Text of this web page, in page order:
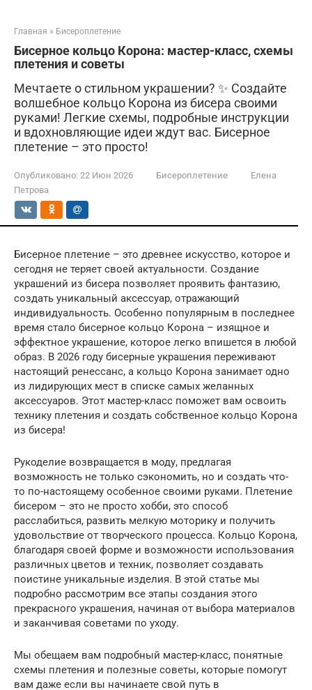
Главная » Бисероплетение
Бисерное кольцо Корона: мастер-класс, схемы
плетения и советы
Мечтаете о стильном украшении? ✨ Создайте
волшебное кольцо Корона из бисера своими
руками! Легкие схемы, подробные инструкции
и вдохновляющие идеи ждут вас. Бисерное
плетение – это просто!
Опубликовано: 22 Июн 2026 Бисероплетение
Елена
Петрова
Бисерное плетение – это древнее искусство, которое и
сегодня не теряет своей актуальности. Создание
украшений из бисера позволяет проявить фантазию,
создать уникальный аксессуар, отражающий
индивидуальность. Особенно популярным в последнее
время стало бисерное кольцо Корона – изящное и
эффектное украшение, которое легко впишется в любой
образ. В 2026 году бисерные украшения переживают
настоящий ренессанс, а кольцо Корона занимает одно
из лидирующих мест в списке самых желанных
аксессуаров. Этот мастер-класс поможет вам освоить
технику плетения и создать собственное кольцо Корона
из бисера!
Рукоделие возвращается в моду, предлагая
возможность не только сэкономить, но и создать что-
то по-настоящему особенное своими руками. Плетение
бисером – это не просто хобби, это способ
расслабиться, развить мелкую моторику и получить
удовольствие от творческого процесса. Кольцо Корона,
благодаря своей форме и возможности использования
различных цветов и техник, позволяет создавать
поистине уникальные изделия. В этой статье мы
подробно рассмотрим все этапы создания этого
прекрасного украшения, начиная от выбора материалов
и заканчивая советами по уходу.
Мы обещаем вам подробный мастер-класс, понятные
схемы плетения и полезные советы, которые помогут
вам даже если вы начинаете свой путь в